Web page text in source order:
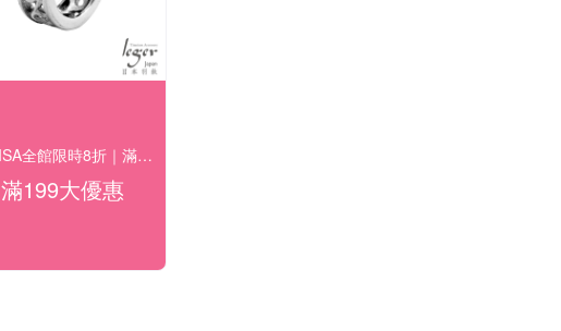
TiMISA全館限時8折｜滿$2888送品牌好禮
滿199大優惠